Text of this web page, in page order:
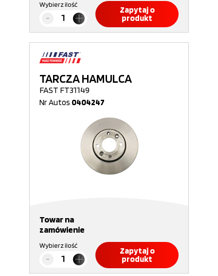
Wybierz ilość
Zapytaj o
produkt
TARCZA HAMULCA
FAST FT31149
Nr Autos 0404247
Towar na
zamówienie
Wybierz ilość
Zapytaj o
produkt